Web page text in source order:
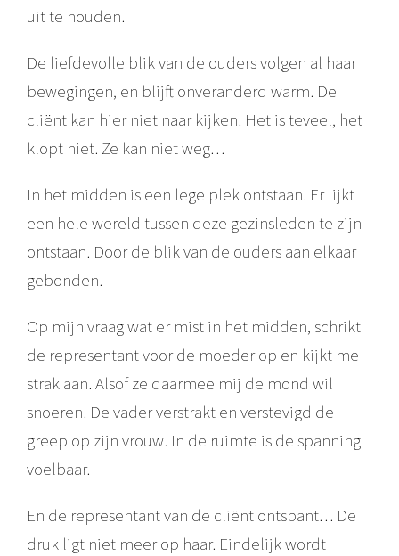
uit te houden.
De liefdevolle blik van de ouders volgen al haar
bewegingen, en blijft onveranderd warm. De
cliënt kan hier niet naar kijken. Het is teveel, het
klopt niet. Ze kan niet weg…
In het midden is een lege plek ontstaan. Er lijkt
een hele wereld tussen deze gezinsleden te zijn
ontstaan. Door de blik van de ouders aan elkaar
gebonden.
Op mijn vraag wat er mist in het midden, schrikt
de representant voor de moeder op en kijkt me
strak aan. Alsof ze daarmee mij de mond wil
snoeren. De vader verstrakt en verstevigd de
greep op zijn vrouw. In de ruimte is de spanning
voelbaar.
En de representant van de cliënt ontspant… De
druk ligt niet meer op haar. Eindelijk wordt